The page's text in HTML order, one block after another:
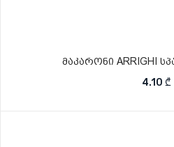
მაკარონი ARRIGHI
4.10 ₾